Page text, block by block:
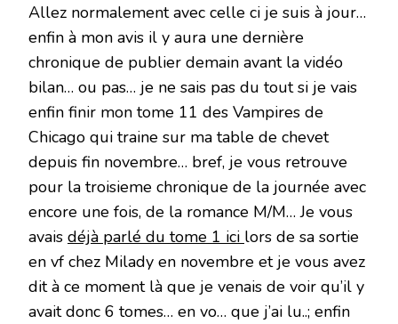
Allez normalement avec celle ci je suis à jour…
enfin à mon avis il y aura une dernière
chronique de publier demain avant la vidéo
bilan… ou pas… je ne sais pas du tout si je vais
enfin finir mon tome 11 des Vampires de
Chicago qui traine sur ma table de chevet
depuis fin novembre… bref, je vous retrouve
pour la troisieme chronique de la journée avec
encore une fois, de la romance M/M… Je vous
avais déjà parlé du tome 1 ici lors de sa sortie
en vf chez Milady en novembre et je vous avez
dit à ce moment là que je venais de voir qu’il y
avait donc 6 tomes… en vo… que j’ai lu..; enfin